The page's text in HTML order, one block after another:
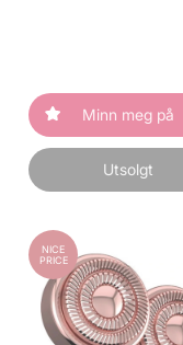
Minn meg på
Utsolgt
NICE
PRICE